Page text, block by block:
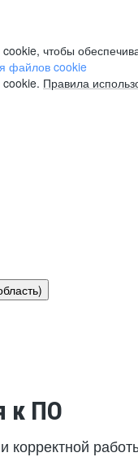
чтобы
файлов cookie
Правила
к ПО
корректной